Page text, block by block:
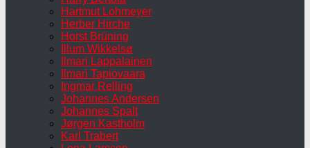
Hartmut Lohmeyer
Herber Hirche
Horst Brüning
Illum Wikkelsø
Ilmari Lappalainen
Ilmari Tapiovaara
Ingmar Relling
Johannes Andersen
Johannes Spalt
Jørgen Kastholm
Karl Trabert